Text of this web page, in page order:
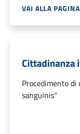
VAI ALLA PAGINA
Cittadinanza
Procedimento
sanguinis"